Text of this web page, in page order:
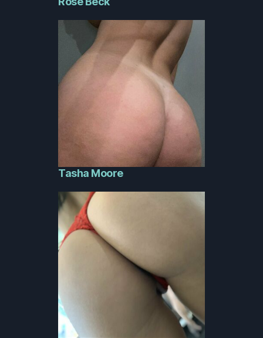
Tasha Moore